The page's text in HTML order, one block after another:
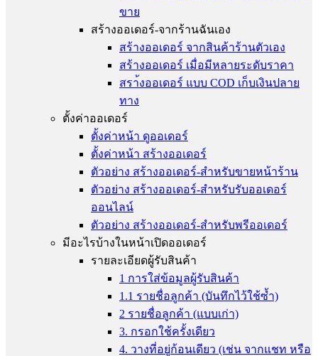
ขาย
สร้างออเดอร์-จากร้านฉันเอง
สร้างออเดอร์ จากสินค้าร้านตัวเอง
สร้างออเดอร์ เมื่อมีหลายระดับราคา
สรา้งออเดอร์ แบบ COD เก็บเงินปลาย
ทาง
ตั้งค่าออเดอร์
ตั้งค่าหน้า ดูออเดอร์
ตั้งค่าหน้า สร้างออเดอร์
ตัวอย่าง สร้างออเดอร์-สำหรับขายหน้าร้าน
ตัวอย่าง สร้างออเดอร์-สำหรับรับออเดอร์
ออนไลน์
ตัวอย่าง สร้างออเดอร์-สำหรับพรีออเดอร์
มีอะไรบ้างในหน้าเปิดออเดอร์
รายละเอียดผู้รับสินค้า
1 การใส่ข้อมูลผู้รับสินค้า
1.1 รายชื่อลูกค้า (บันทึกไว้ใช้ซ้ำ)
2 รายชื่อลูกค้า (แบบเก่า)
3. กรอกใช้ครั้งเดียว
4. วางที่อยู่ก้อนเดียว (เช่น จากแชท หรือ